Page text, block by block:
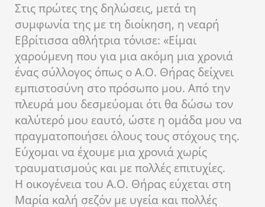
Στις πρώτες της δηλώσεις, μετά τη
συμφωνία της με τη διοίκηση, η νεαρή
Εβρίτισσα αθλήτρια τόνισε: «Είμαι
χαρούμενη που για μια ακόμη μια χρονιά
ένας σύλλογος όπως ο Α.Ο. Θήρας δείχνει
εμπιστοσύνη στο πρόσωπο μου. Από την
πλευρά μου δεσμεύομαι ότι θα δώσω τον
καλύτερό μου εαυτό, ώστε η ομάδα μου να
πραγματοποιήσει όλους τους στόχους της.
Εύχομαι να έχουμε μια χρονιά χωρίς
τραυματισμούς και με πολλές επιτυχίες.
Η οικογένεια του Α.Ο. Θήρας εύχεται στη
Μαρία καλή σεζόν με υγεία και πολλές